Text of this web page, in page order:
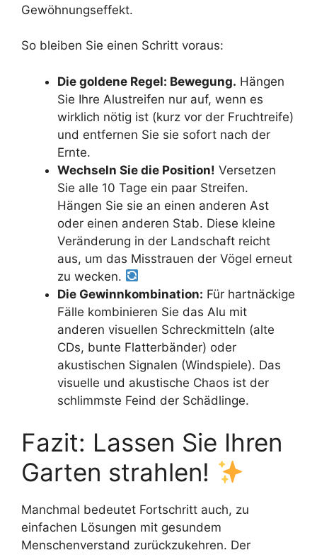
Gewöhnungseffekt.
So bleiben Sie einen Schritt voraus:
Die goldene Regel: Bewegung. Hängen
Sie Ihre Alustreifen nur auf, wenn es
wirklich nötig ist (kurz vor der Fruchtreife)
und entfernen Sie sie sofort nach der
Ernte.
Wechseln Sie die Position! Versetzen
Sie alle 10 Tage ein paar Streifen.
Hängen Sie sie an einen anderen Ast
oder einen anderen Stab. Diese kleine
Veränderung in der Landschaft reicht
aus, um das Misstrauen der Vögel erneut
zu wecken.
Die Gewinnkombination: Für hartnäckige
Fälle kombinieren Sie das Alu mit
anderen visuellen Schreckmitteln (alte
CDs, bunte Flatterbänder) oder
akustischen Signalen (Windspiele). Das
visuelle und akustische Chaos ist der
schlimmste Feind der Schädlinge.
Fazit: Lassen Sie Ihren
Garten strahlen!
Manchmal bedeutet Fortschritt auch, zu
einfachen Lösungen mit gesundem
Menschenverstand zurückzukehren. Der